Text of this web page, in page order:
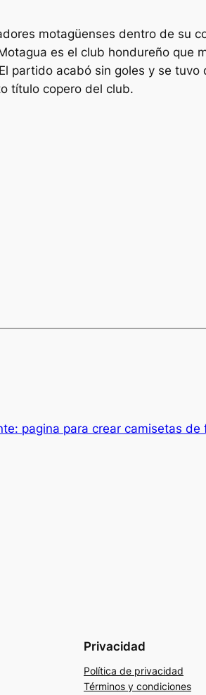
motagüenses dentro de su
es el club hondureño que
partido acabó sin goles y se tuvo
título copero del club.
pagina para crear camisetas de
Privacidad
Política de privacidad
Términos y condiciones